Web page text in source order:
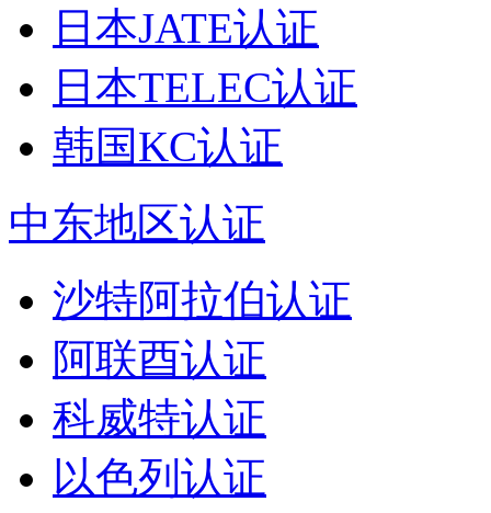
日本JATE认证
日本TELEC认证
韩国KC认证
中东地区认证
沙特阿拉伯认证
阿联酉认证
科威特认证
以色列认证